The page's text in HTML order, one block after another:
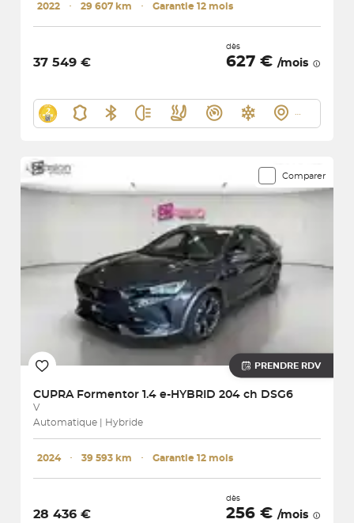
2022 ･ 29 607 km ･ Garantie 12 mois
37 549 €
dès
627 € /mois
Comparer
PRENDRE RDV
CUPRA Formentor 1.4 e-HYBRID 204 ch DSG6
V
Automatique | Hybride
2024 ･ 39 593 km ･ Garantie 12 mois
28 436 €
dès
256 € /mois